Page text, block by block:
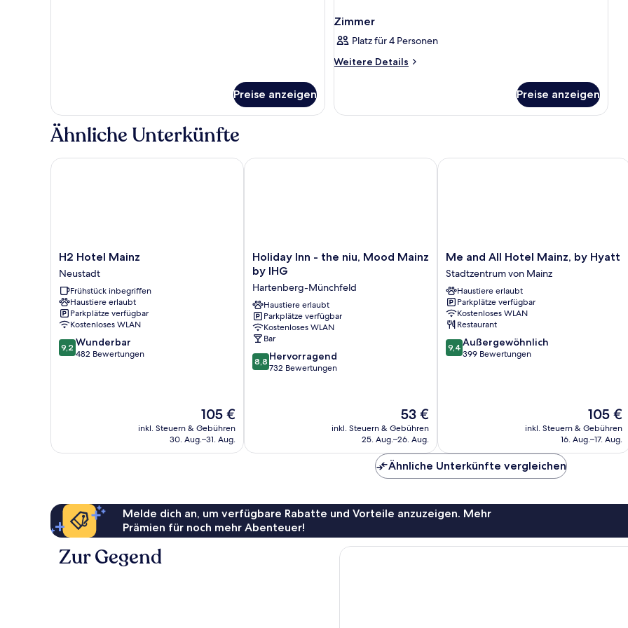
Preise anzeigen
Zimmer
Platz für 4 Personen
Weitere Details
Weitere
Preise anzeigen
Ähnliche Unterkünfte
H2
Hotel
Mainz
Neustadt
H2 Hotel Mainz
Neustadt
Frühstück inbegriffen
Haustiere erlaubt
Parkplätze verfügbar
Kostenloses WLAN
9.2
von
9,2 Wunderbar
482 Bewertungen
Der
Preis
beträgt
105 €
inkl. Steuern & Gebühren
30. Aug.–31. Aug.
H2 Hotel Mainz
Holiday
Inn
the
niu,
Mood
Mainz
by
IHG
Hartenberg-
Holiday Inn - the niu, Mood Mainz
by IHG
Hartenberg-Münchfeld
Haustiere erlaubt
Parkplätze verfügbar
Kostenloses WLAN
Bar
8.8
von
8,8 Hervorragend
732 Bewertungen
Der
Preis
beträgt
53 €
inkl. Steuern & Gebühren
25. Aug.–26. Aug.
Holiday Inn - the niu, Mood Mainz by IHG
Me
and
All
Hotel
Mainz,
by
Hyatt
Stadtzentrum
von
Me and All Hotel Mainz, by Hyatt
Stadtzentrum von Mainz
Haustiere erlaubt
Parkplätze verfügbar
Kostenloses WLAN
Restaurant
9.4
von
9,4 Außergewöhnlich
399 Bewertungen
Der
Preis
beträgt
105 €
inkl. Steuern & Gebühren
16. Aug.–17. Aug.
Me and All Hotel Mainz, by Hyatt
Ähnliche Unterkünfte vergleichen
Melde dich an, um verfügbare Rabatte und Vorteile anzuzeigen. Mehr
Prämien für noch mehr Abenteuer!
Zur Gegend